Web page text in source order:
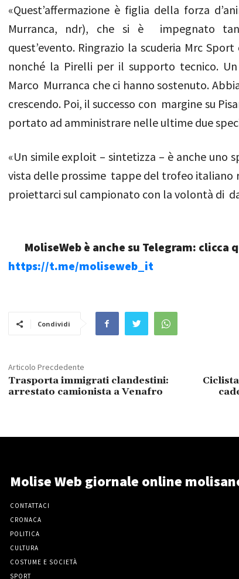
«Quest’affermazione è figlia della forza
Murranca, ndr), che si è impegnato
quest’evento. Ringrazio la scuderia Mrc
nonché la Pirelli per il supporto tecnico.
Marco Murranca che ci hanno sostenuto.
crescendo. Poi, il successo con margine su
portato ad amministrare nelle ultime due
«Un simile exploit – sintetizza – è anche uno
vista delle prossime tappe del trofeo italiano
proiettarci sul campionato con la volontà di
MoliseWeb è anche su Telegram: clicca
https://t.me/moliseweb_it
Condividi
Articolo Precdedente
Trasporta immigrati clandestini:
arrestato camionista a Venafro
Molise Web giornale online
CONTATTACI
CRONACA
POLITICA
CULTURA
COSTUME E SOCIETÀ
SPORT